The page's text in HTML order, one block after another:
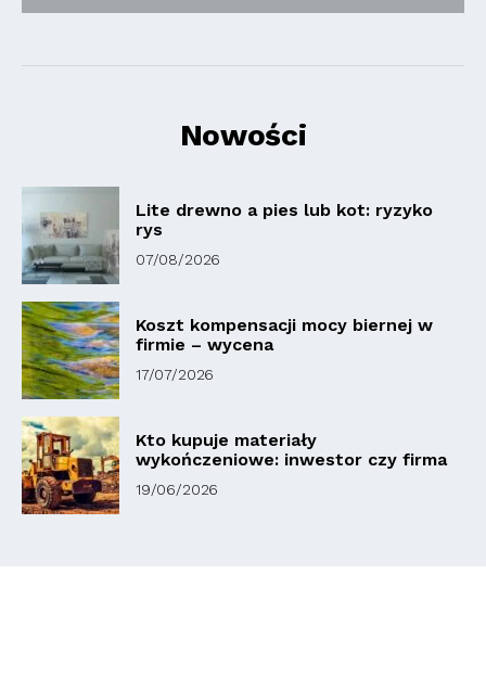
Nowości
Lite drewno a pies lub kot: ryzyko
rys
07/08/2026
Koszt kompensacji mocy biernej w
firmie – wycena
17/07/2026
Kto kupuje materiały
wykończeniowe: inwestor czy firma
19/06/2026